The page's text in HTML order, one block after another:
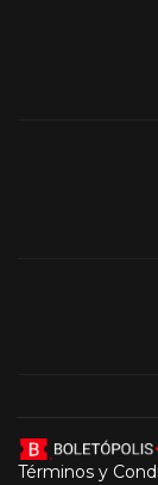
Términos y